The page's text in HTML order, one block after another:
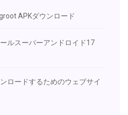
APKダウンロード
ルスーパーアンドロイド17
ロードするためのウェブサイ